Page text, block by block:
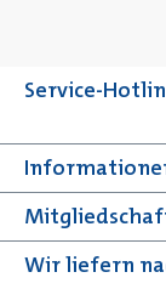
Service-
Wir liefern